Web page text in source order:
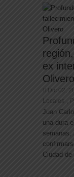
ex
Olivero
Dic 02,
Locales
Juan
una dura
semanas,
Ciudad